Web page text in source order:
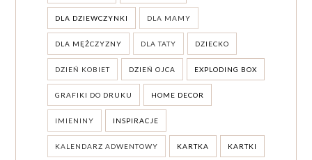
DLA DZIEWCZYNKI DLA MAMY
DLA MĘŻCZYZNY DLA TATY DZIECKO
DZIEŃ KOBIET DZIEŃ OJCA EXPLODING BOX
GRAFIKI DO DRUKU HOME DECOR
IMIENINY INSPIRACJE
KALENDARZ ADWENTOWY KARTKA KARTKI